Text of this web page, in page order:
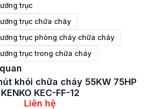
trục
trục chữa cháy
trục phòng cháy chữa cháy
trục trong chữa cháy
khói chữa cháy 55KW 75HP
KENKO KEC-FF-12
Liên hệ